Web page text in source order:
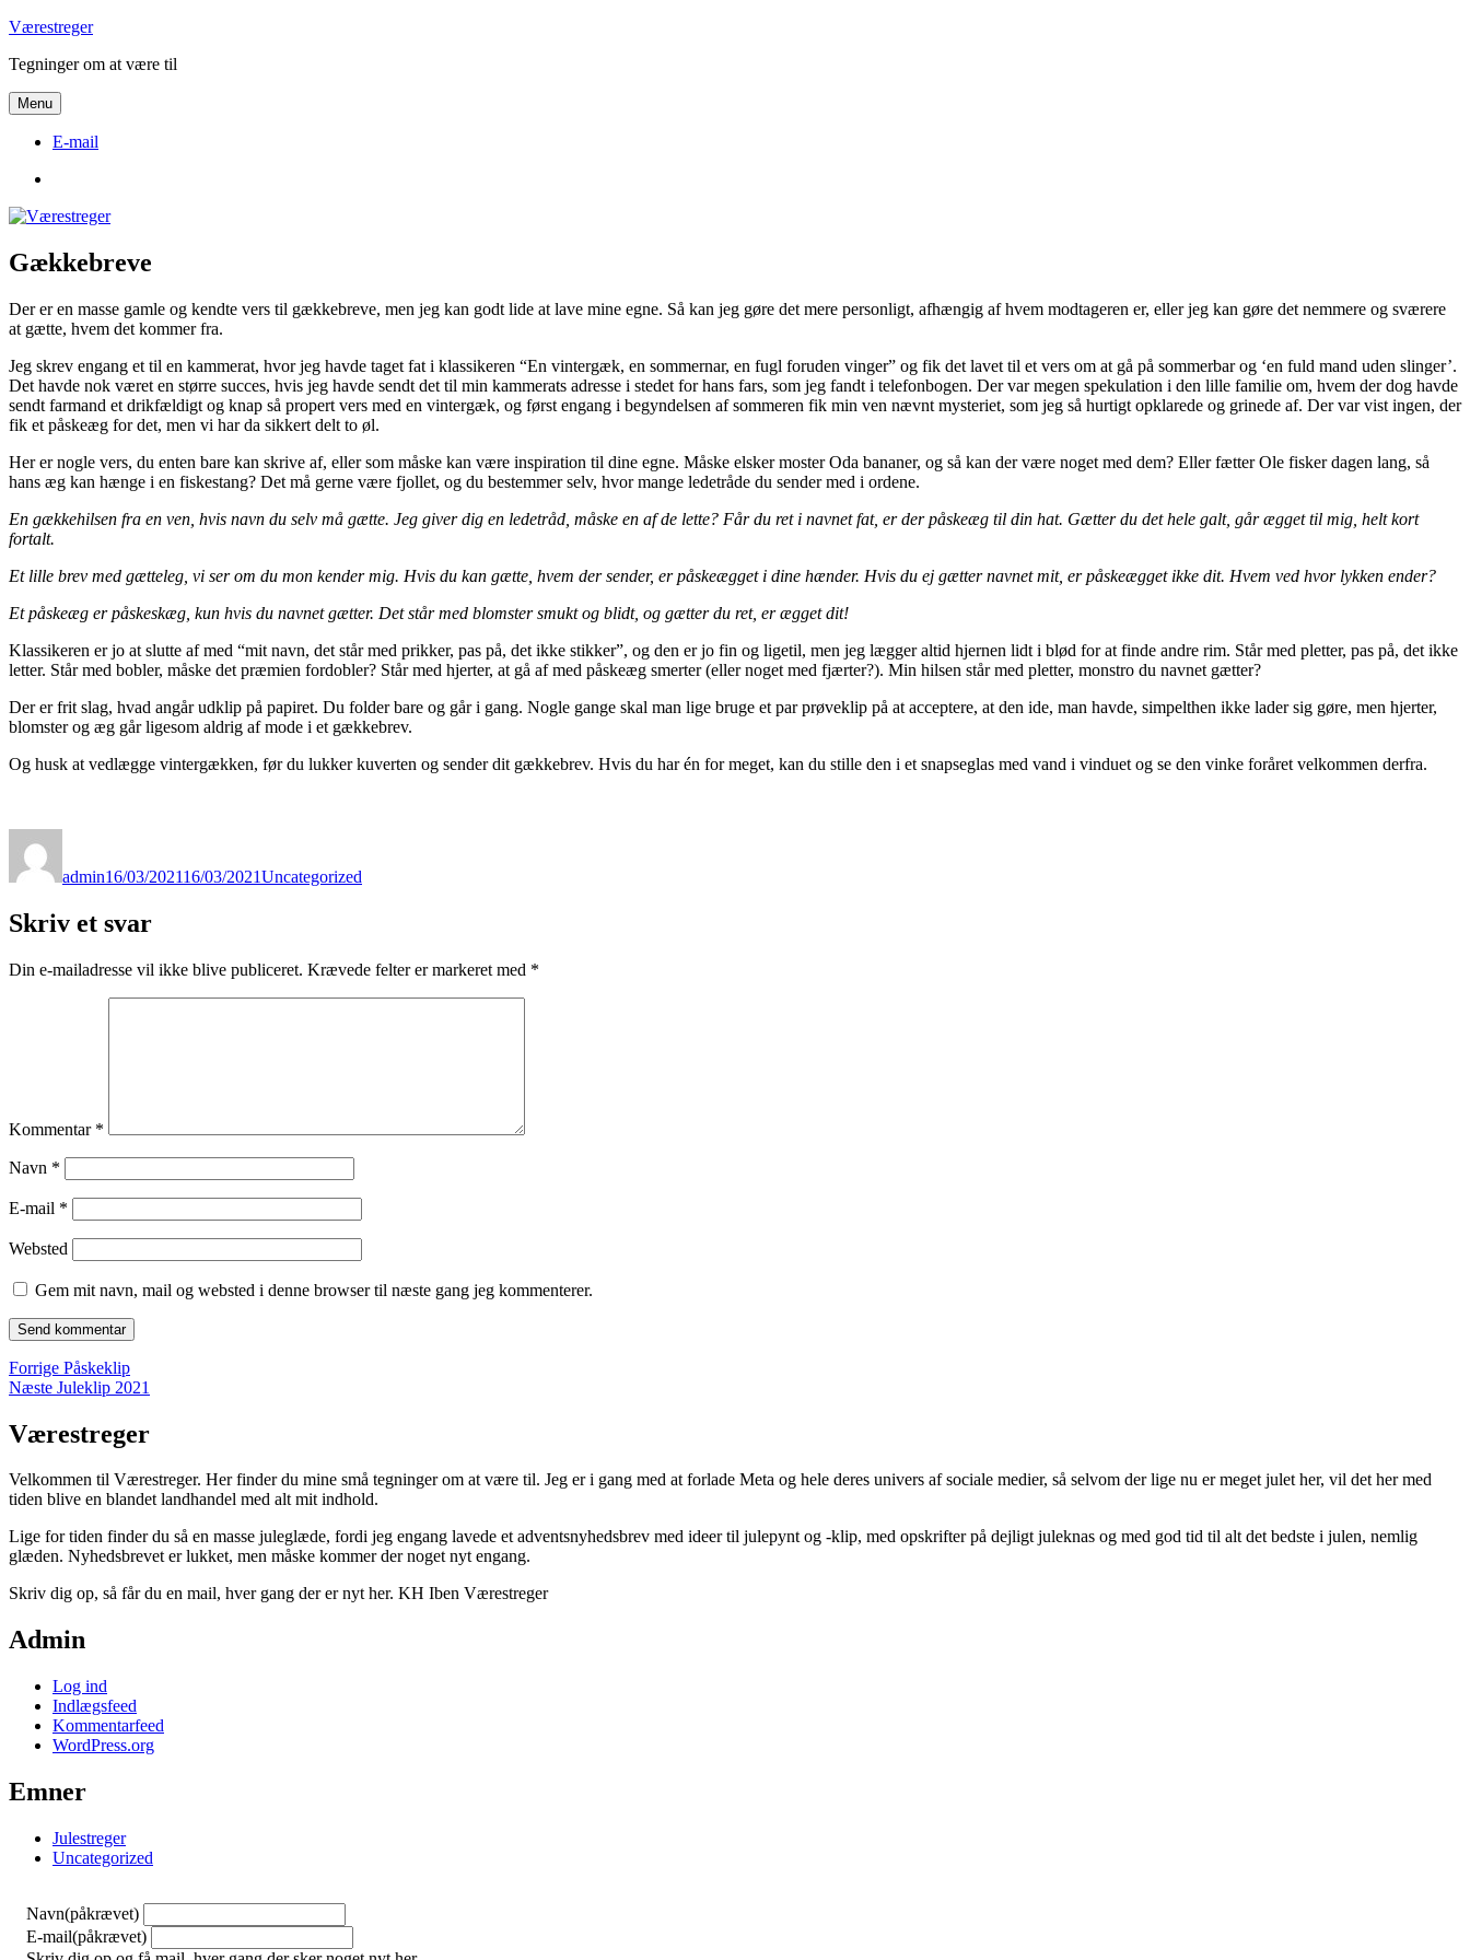
Videre
indhold
Værestreger
Tegninger om at være til
Menu
E-mail
Gækkebreve
Der er en masse gamle og kendte vers til gækkebreve, men jeg kan godt lide at lave mine egne. Så kan jeg gøre det mere personligt, afhængig af hvem modtageren er, eller jeg kan gøre det nemmere og sværere
at gætte, hvem det kommer fra.
Jeg skrev engang et til en kammerat, hvor jeg havde taget fat i klassikeren “En vintergæk, en sommernar, en fugl foruden vinger” og fik det lavet til et vers om at gå på sommerbar og ‘en fuld mand uden slinger’.
Det havde nok været en større succes, hvis jeg havde sendt det til min kammerats adresse i stedet for hans fars, som jeg fandt i telefonbogen. Der var megen spekulation i den lille familie om, hvem der dog havde
sendt farmand et drikfældigt og knap så propert vers med en vintergæk, og først engang i begyndelsen af sommeren fik min ven nævnt mysteriet, som jeg så hurtigt opklarede og grinede af. Der var vist ingen, der
fik et påskeæg for det, men vi har da sikkert delt to øl.
Her er nogle vers, du enten bare kan skrive af, eller som måske kan være inspiration til dine egne. Måske elsker moster Oda bananer, og så kan der være noget med dem? Eller fætter Ole fisker dagen lang, så
hans æg kan hænge i en fiskestang? Det må gerne være fjollet, og du bestemmer selv, hvor mange ledetråde du sender med i ordene.
En gækkehilsen fra en ven, hvis navn du selv må gætte. Jeg giver dig en ledetråd, måske en af de lette? Får du ret i navnet fat, er der påskeæg til din hat. Gætter du det hele galt, går ægget til mig, helt kort
fortalt.
Et lille brev med gætteleg, vi ser om du mon kender mig. Hvis du kan gætte, hvem der sender, er påskeægget i dine hænder. Hvis du ej gætter navnet mit, er påskeægget ikke dit. Hvem ved hvor lykken ender?
Et påskeæg er påskeskæg, kun hvis du navnet gætter. Det står med blomster smukt og blidt, og gætter du ret, er ægget dit!
Klassikeren er jo at slutte af med “mit navn, det står med prikker, pas på, det ikke stikker”, og den er jo fin og ligetil, men jeg lægger altid hjernen lidt i blød for at finde andre rim. Står med pletter, pas på, det ikke
letter. Står med bobler, måske det præmien fordobler? Står med hjerter, at gå af med påskeæg smerter (eller noget med fjærter?). Min hilsen står med pletter, monstro du navnet gætter?
Der er frit slag, hvad angår udklip på papiret. Du folder bare og går i gang. Nogle gange skal man lige bruge et par prøveklip på at acceptere, at den ide, man havde, simpelthen ikke lader sig gøre, men hjerter,
blomster og æg går ligesom aldrig af mode i et gækkebrev.
Og husk at vedlægge vintergækken, før du lukker kuverten og sender dit gækkebrev. Hvis du har én for meget, kan du stille den i et snapseglas med vand i vinduet og se den vinke foråret velkommen derfra.
admin16/03/202116/03/2021Uncategorized
Skriv et svar
Din e-mailadresse vil ikke blive publiceret. Krævede felter er markeret med *
Kommentar *
Navn *
E-mail *
Websted
Gem mit navn, mail og websted i denne browser til næste gang jeg kommenterer.
Indlægsnavigation
Forrige Forrige
indlæg:
Påskeklip
Næste Næste
Juleklip 2021
Værestreger
Velkommen til Værestreger. Her finder du mine små tegninger om at være til. Jeg er i gang med at forlade Meta og hele deres univers af sociale medier, så selvom der lige nu er meget julet her, vil det her med
tiden blive en blandet landhandel med alt mit indhold.
Lige for tiden finder du så en masse juleglæde, fordi jeg engang lavede et adventsnyhedsbrev med ideer til julepynt og -klip, med opskrifter på dejligt juleknas og med god tid til alt det bedste i julen, nemlig
glæden. Nyhedsbrevet er lukket, men måske kommer der noget nyt engang.
Skriv dig op, så får du en mail, hver gang der er nyt her. KH Iben Værestreger
Admin
Log ind
Indlægsfeed
Kommentarfeed
WordPress.org
Emner
Julestreger
Uncategorized
Navn(påkrævet)
E-mail(påkrævet)